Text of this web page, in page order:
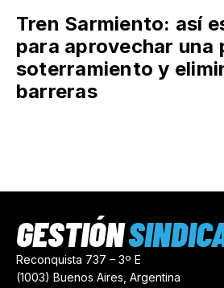
Tren Sarmiento: así
para aprovechar una
soterramiento y
barreras
Reconquista 737 – 3º E
(1003) Buenos Aires, Argentina
GESTIÓN